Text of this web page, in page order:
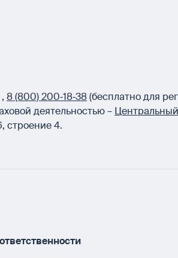
, 8 (800) 200‑18‑38(бесплатно для
деятельностью –
строение 4.